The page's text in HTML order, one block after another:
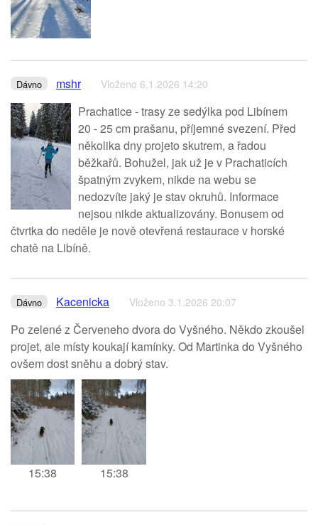
Dávno mshr Vloženo 6.1.2026 14:20
Prachatice - trasy ze sedýlka pod Libínem
20 - 25 cm prašanu, příjemné svezení. Před
několika dny projeto skutrem, a řadou
běžkařů. Bohužel, jak už je v Prachaticích
špatným zvykem, nikde na webu se
nedozvíte jaký je stav okruhů. Informace
nejsou nikde aktualizovány. Bonusem od
čtvrtka do neděle je nově otevřená restaurace v horské
chatě na Libíně.
Dávno Kacenicka Vloženo 3.1.2026 20:07
Po zelené z Červeneho dvora do Vyšného. Někdo zkoušel
projet, ale místy koukají kamínky. Od Martinka do Vyšného
ovšem dost sněhu a dobrý stav.
15:38 15:38